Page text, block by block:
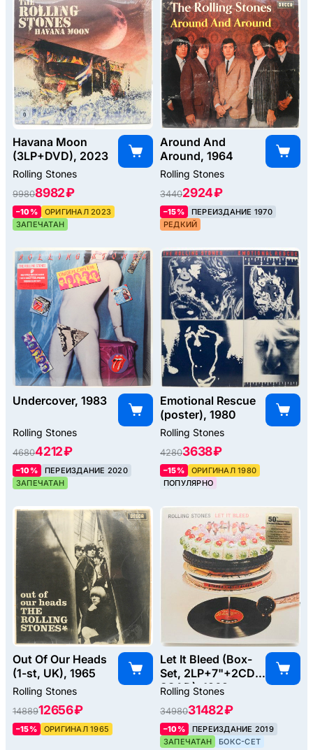
Havana Moon
(3LP+DVD), 2023
Rolling Stones
99808982 ₽
–10%
ОРИГИНАЛ 2023
ЗАПЕЧАТАН
Around And
Around, 1964
Rolling Stones
34402924 ₽
–15%
ПЕРЕИЗДАНИЕ 1970
РЕДКИЙ
Undercover, 1983
Rolling Stones
46804212 ₽
–10%
ПЕРЕИЗДАНИЕ 2020
ЗАПЕЧАТАН
Emotional Rescue
(poster), 1980
Rolling Stones
42803638 ₽
–15%
ОРИГИНАЛ 1980
ПОПУЛЯРНО
Out Of Our Heads
(1-st, UK), 1965
Rolling Stones
1488912656 ₽
–15% ОРИГИНАЛ 1965
Let It Bleed (Box-
Set, 2LP+7"+2CD-
SCAD), 1969
Rolling Stones
3498031482 ₽
–10%
ПЕРЕИЗДАНИЕ 2019
ЗАПЕЧАТАН
БОКС-СЕТ